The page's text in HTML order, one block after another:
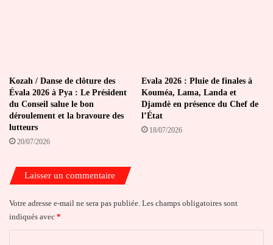
Kozah / Danse de clôture des
Évala 2026 à Pya : Le Président
du Conseil salue le bon
déroulement et la bravoure des
lutteurs
20/07/2026
Evala 2026 : Pluie de finales à
Kouméa, Lama, Landa et
Djamdè en présence du Chef de
l’État
18/07/2026
Laisser un commentaire
Votre adresse e-mail ne sera pas publiée. Les champs obligatoires sont
indiqués avec *